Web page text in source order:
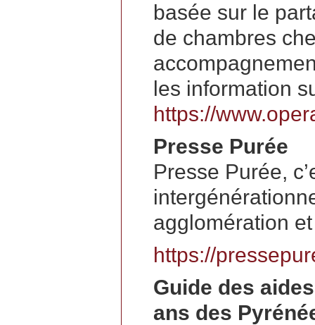
basée sur le
de chambres
les information
https://
Presse Purée
Presse Purée,
agglomération
https://
Guide des
ans des